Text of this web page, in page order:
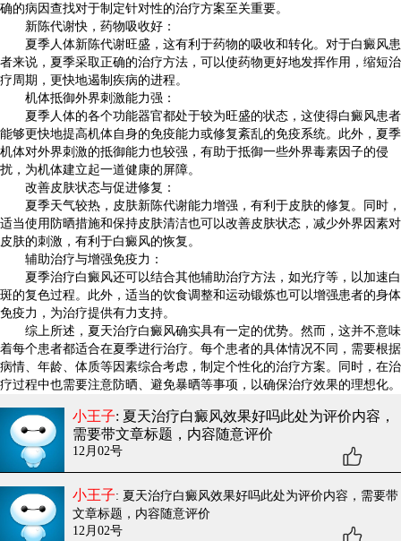
确的病因查找对于制定针对性的治疗方案至关重要。
新陈代谢快，药物吸收好：
夏季人体新陈代谢旺盛，这有利于药物的吸收和转化。对于白癜风患
者来说，夏季采取正确的治疗方法，可以使药物更好地发挥作用，缩短治
疗周期，更快地遏制疾病的进程。
机体抵御外界刺激能力强：
夏季人体的各个功能器官都处于较为旺盛的状态，这使得白癜风患者
能够更快地提高机体自身的免疫能力或修复紊乱的免疫系统。此外，夏季
机体对外界刺激的抵御能力也较强，有助于抵御一些外界毒素因子的侵
扰，为机体建立起一道健康的屏障。
改善皮肤状态与促进修复：
夏季天气较热，皮肤新陈代谢能力增强，有利于皮肤的修复。同时，
适当使用防晒措施和保持皮肤清洁也可以改善皮肤状态，减少外界因素对
皮肤的刺激，有利于白癜风的恢复。
辅助治疗与增强免疫力：
夏季治疗白癜风还可以结合其他辅助治疗方法，如光疗等，以加速白
斑的复色过程。此外，适当的饮食调整和运动锻炼也可以增强患者的身体
免疫力，为治疗提供有力支持。
综上所述，夏天治疗白癜风确实具有一定的优势。然而，这并不意味
着每个患者都适合在夏季进行治疗。每个患者的具体情况不同，需要根据
病情、年龄、体质等因素综合考虑，制定个性化的治疗方案。同时，在治
疗过程中也需要注意防晒、避免暴晒等事项，以确保治疗效果的理想化。
小王子: 夏天治疗白癜风效果好吗此处为评价内容，
需要带文章标题，内容随意评价
12月02号
小王子: 夏天治疗白癜风效果好吗此处为评价内容，需要带
文章标题，内容随意评价
12月02号